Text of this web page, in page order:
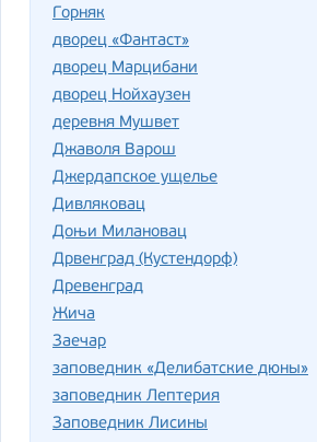
Горняк
дворец «Фантаст»
дворец Марцибани
дворец Нойхаузен
деревня Мушвет
Джаволя Варош
Джердапское ущелье
Дивляковац
Доњи Милановац
Дрвенград (Кустендорф)
Древенград
Жича
Заечар
заповедник «Делибатские дюны»
заповедник Лептерия
Заповедник Лисины